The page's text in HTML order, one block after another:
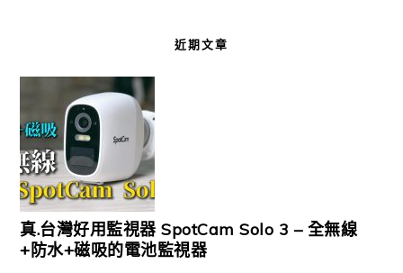
近期文章
真.台灣好用監視器 SpotCam Solo 3 – 全無線
+防水+磁吸的電池監視器